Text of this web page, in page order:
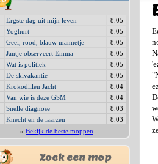
Ergste dag uit mijn leven
8.05
Yoghurt
8.05
Geel, rood, blauw mannetje
8.05
Jantje observeert Emma
8.05
Wat is politiek
8.05
De skivakantie
8.05
Krokodillen Jacht
8.04
Van wie is deze GSM
8.04
Snelle diagnose
8.03
Knecht en de laarzen
8.03
» Bekijk de beste moppen
Zoek een mop